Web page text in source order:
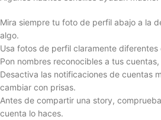
Mira siempre tu foto de perfil abajo a la
algo.
Usa fotos de perfil claramente diferentes
Pon nombres reconocibles a tus
Desactiva las notificaciones de cuentas
cambiar con prisas.
Antes de compartir una story,
cuenta lo haces.